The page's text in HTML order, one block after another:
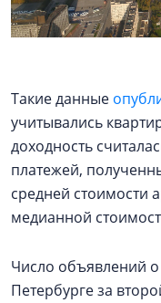
Такие данные
учитывались
доходность
платежей,
средней стоимости
медианной
Число объявлений
Петербурге за